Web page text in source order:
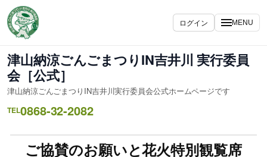
ログイン MENU
津山納涼ごんごまつりIN吉井川 実行委員
会［公式］
津山納涼ごんごまつりIN吉井川実行委員会公式ホームページです
TEL0868-32-2082
ご協賛のお願いと花火特別観覧席